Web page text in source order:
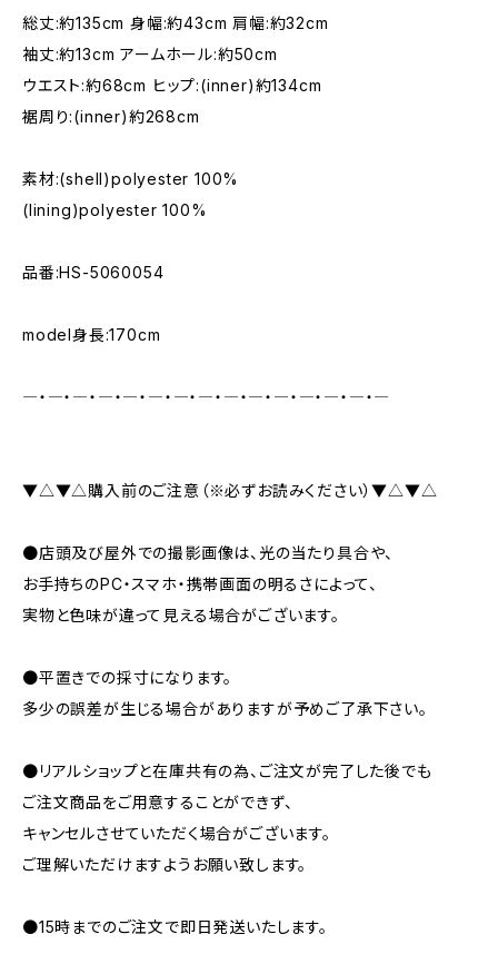
総丈:約135cm 身幅:約43cm 肩幅:約32cm
袖丈:約13cm アームホール:約50cm
ウエスト:約68cm ヒップ:(inner)約134cm
裾周り:(inner)約268cm
素材:(shell)polyester 100%
(lining)polyester 100%
品番:HS-5060054
model身長:170cm
―・―・―・―・―・―・―・―・―・―・―・―・―・―・―
▼△▼△購入前のご注意（※必ずお読みください）▼△▼△
●店頭及び屋外での撮影画像は、光の当たり具合や、
お手持ちのPC・スマホ・携帯画面の明るさによって、
実物と色味が違って見える場合がございます。
●平置きでの採寸になります。
多少の誤差が生じる場合がありますが予めご了承下さい。
●リアルショップと在庫共有の為、ご注文が完了した後でも
ご注文商品をご用意することができず、
キャンセルさせていただく場合がございます。
ご理解いただけますようお願い致します。
●15時までのご注文で即日発送いたします。